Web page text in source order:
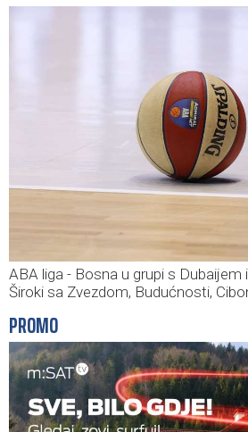
ABA liga - Bosna u grupi s
Široki sa Zvezdom, Budućnosti,
PROMO